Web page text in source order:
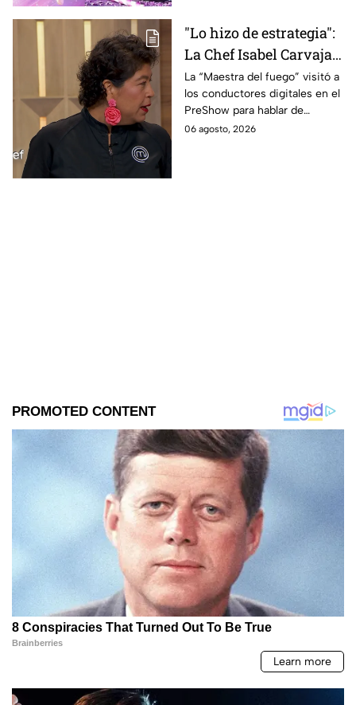
"Lo hizo de estrategia":
La Chef Isabel Carvajal
opina sobre la decisión
de Ramahá de subir a
Daniela al balcón de
MasterChef 24/7
La “Maestra del fuego” visitó a
los conductores digitales en el
PreShow para hablar de
algunos de los sucesos más
06 agosto, 2026